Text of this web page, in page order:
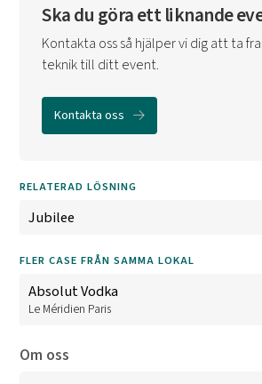
Ska du göra ett liknande
Kontakta oss så hjälper vi dig att ta
teknik till ditt event.
Kontakta oss
RELATERAD LÖSNING
Jubilee
FLER CASE FRÅN SAMMA LOKAL
Absolut Vodka
Le Méridien Paris
Om oss